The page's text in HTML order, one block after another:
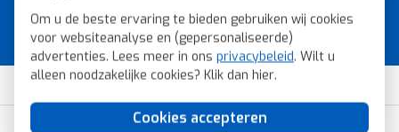
Om u de beste ervaring te bieden gebruiken wij cookies
voor websiteanalyse en (gepersonaliseerde)
advertenties. Lees meer in ons privacybeleid. Wilt u
alleen noodzakelijke cookies? Klik dan hier.
Cookies accepteren
Bestel snel, veilig en eenvoudig bij
Voordeligschakelmateriaal.nl.
Klantenservice
Mijn account